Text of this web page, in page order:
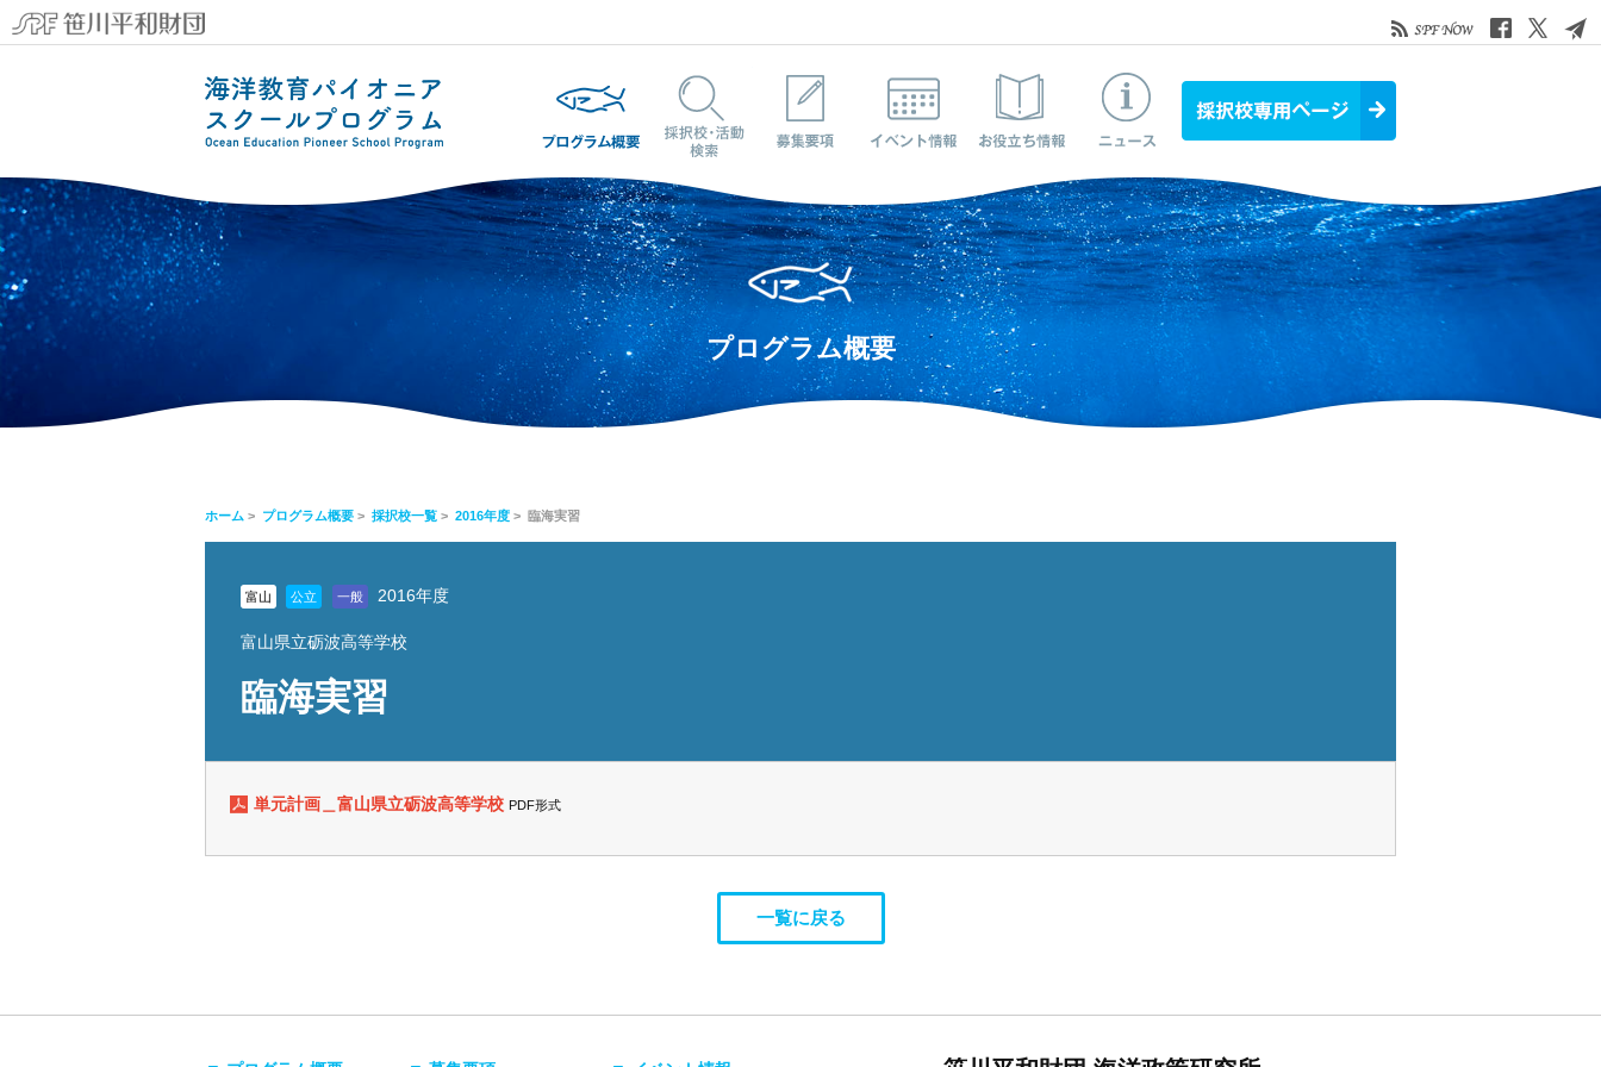
プログラム概要
ホーム > プログラム概要 > 採択校一覧 > 2016年度 > 臨海実習
富山 公立 一般 2016年度
富山県立砺波高等学校
臨海実習
単元計画＿富山県立砺波高等学校 PDF形式
一覧に戻る